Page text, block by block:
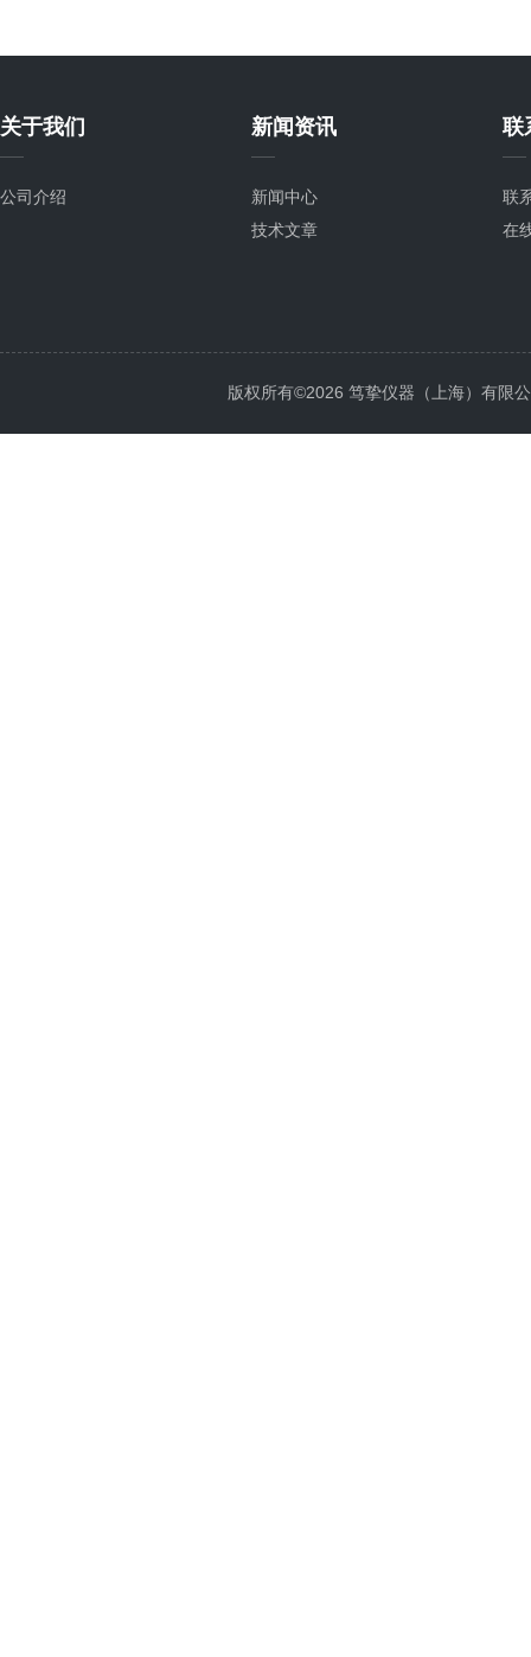
关于我们
公司介绍
新闻资讯
新闻中心
技术文章
联
联
在
版权所有©2026 笃挚仪器（上海）有限